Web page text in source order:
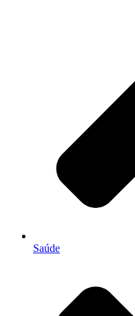
Saúde